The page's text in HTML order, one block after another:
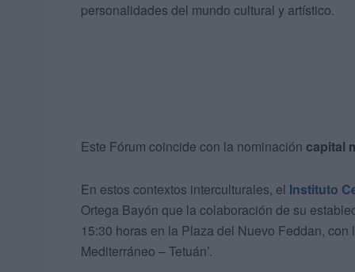
personalidades del mundo cultural y artístico.
Este Fórum coincide con la nominación capital
En estos contextos interculturales, el Instituto
Ortega Bayón que la colaboración de su
15:30 horas en la Plaza del Nuevo Feddan,
Mediterráneo – Tetuán’.